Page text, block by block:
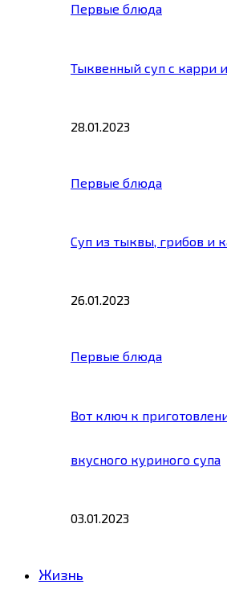
Первые блюда
Тыквенный суп с карри
28.01.2023
Первые блюда
Суп из тыквы, грибов и
26.01.2023
Первые блюда
Вот ключ к
вкусного куриного супа
03.01.2023
Жизнь